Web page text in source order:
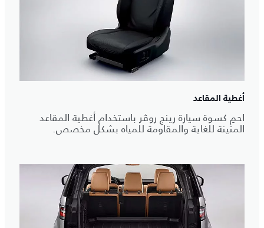
أغطية المقاعد
احمِ كسوة سيارة رينج روڤر باستخدام أغطية المقاعد
المتينة للغاية والمقاومة للمياه بشكل مخصص.